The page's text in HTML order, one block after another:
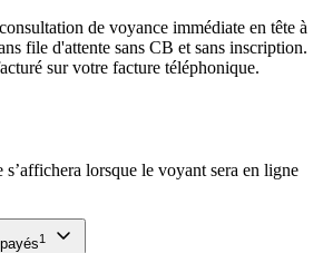
de voyance immédiate en tête à
file d'attente sans CB et sans inscription.
sur votre facture téléphonique.
lorsque le voyant sera en ligne
1